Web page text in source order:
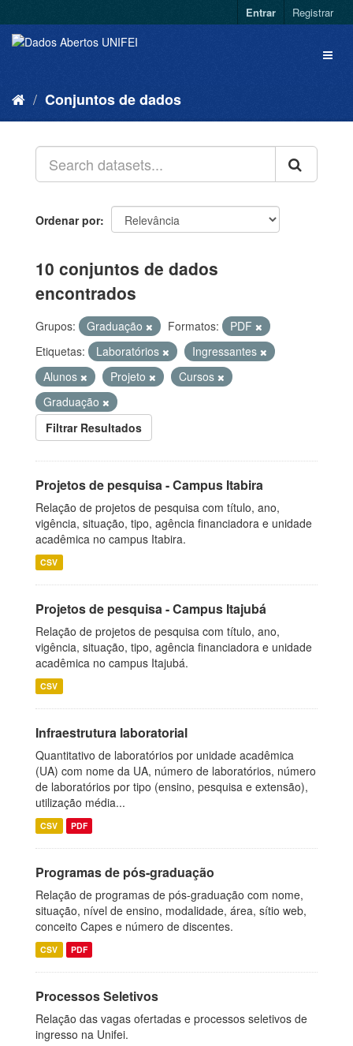
Entrar Registrar
Conjuntos de dados
Ordenar por
10 conjuntos de dados
encontrados
Grupos: Graduação Formatos:
PDF
Etiquetas:
Laboratórios
Ingressantes
Alunos
Projeto
Cursos
Graduação
Filtrar Resultados
Projetos de pesquisa - Campus Itabira
Relação de projetos de pesquisa com título, ano,
vigência, situação, tipo, agência financiadora e unidade
acadêmica no campus Itabira.
CSV
Projetos de pesquisa - Campus Itajubá
Relação de projetos de pesquisa com título, ano,
vigência, situação, tipo, agência financiadora e unidade
acadêmica no campus Itajubá.
CSV
Infraestrutura laboratorial
Quantitativo de laboratórios por unidade acadêmica
(UA) com nome da UA, número de laboratórios, número
de laboratórios por tipo (ensino, pesquisa e extensão),
utilização média...
CSV PDF
Programas de pós-graduação
Relação de programas de pós-graduação com nome,
situação, nível de ensino, modalidade, área, sítio web,
conceito Capes e número de discentes.
CSV PDF
Processos Seletivos
Relação das vagas ofertadas e processos seletivos de
ingresso na Unifei.